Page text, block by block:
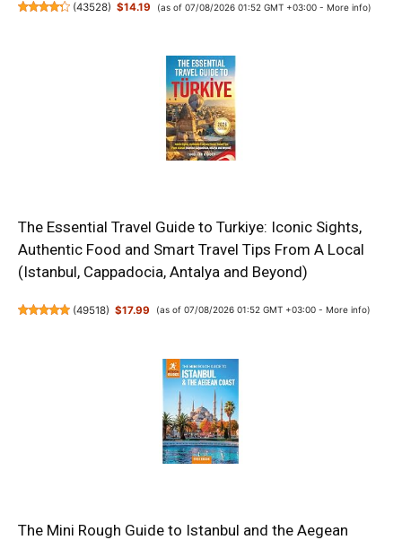
(43528) $14.19 (as of 07/08/2026 01:52 GMT +03:00 - More info)
The Essential Travel Guide to Turkiye: Iconic Sights,
Authentic Food and Smart Travel Tips From A Local
(Istanbul, Cappadocia, Antalya and Beyond)
(49518) $17.99 (as of 07/08/2026 01:52 GMT +03:00 - More info)
The Mini Rough Guide to Istanbul and the Aegean